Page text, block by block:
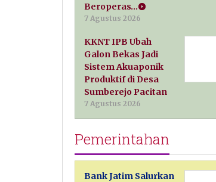
Beroperas…
7 Agustus 2026
KKNT IPB Ubah
Galon Bekas Jadi
Sistem Akuaponik
Produktif di Desa
Sumberejo Pacitan
7 Agustus 2026
Pemerintahan
Bank Jatim Salurkan